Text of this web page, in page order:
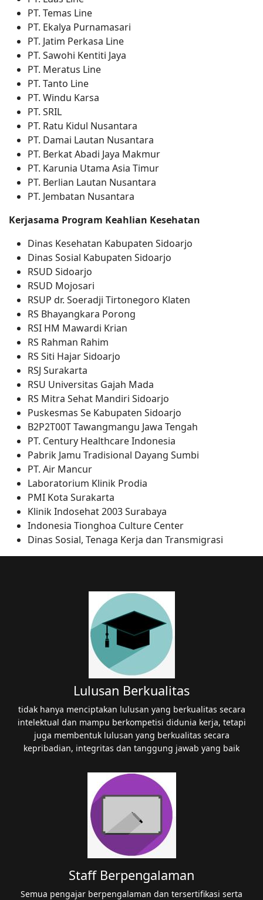
PT. Temas Line
PT. Ekalya Purnamasari
PT. Jatim Perkasa Line
PT. Sawohi Kentiti Jaya
PT. Meratus Line
PT. Tanto Line
PT. Windu Karsa
PT. SRIL
PT. Ratu Kidul Nusantara
PT. Damai Lautan Nusantara
PT. Berkat Abadi Jaya Makmur
PT. Karunia Utama Asia Timur
PT. Berlian Lautan Nusantara
PT. Jembatan Nusantara
Kerjasama Program Keahlian Kesehatan
Dinas Kesehatan Kabupaten Sidoarjo
Dinas Sosial Kabupaten Sidoarjo
RSUD Sidoarjo
RSUD Mojosari
RSUP dr. Soeradji Tirtonegoro Klaten
RS Bhayangkara Porong
RSI HM Mawardi Krian
RS Rahman Rahim
RS Siti Hajar Sidoarjo
RSJ Surakarta
RSU Universitas Gajah Mada
RS Mitra Sehat Mandiri Sidoarjo
Puskesmas Se Kabupaten Sidoarjo
B2P2T00T Tawangmangu Jawa Tengah
PT. Century Healthcare Indonesia
Pabrik Jamu Tradisional Dayang Sumbi
PT. Air Mancur
Laboratorium Klinik Prodia
PMI Kota Surakarta
Klinik Indosehat 2003 Surabaya
Indonesia Tionghoa Culture Center
Dinas Sosial, Tenaga Kerja dan Transmigrasi
Lulusan Berkualitas
tidak hanya menciptakan lulusan yang berkualitas secara
intelektual dan mampu berkompetisi didunia kerja, tetapi
juga membentuk lulusan yang berkualitas secara
kepribadian, integritas dan tanggung jawab yang baik
Staff Berpengalaman
Semua pengajar berpengalaman dan tersertifikasi serta